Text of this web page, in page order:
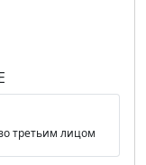
третьим лицом